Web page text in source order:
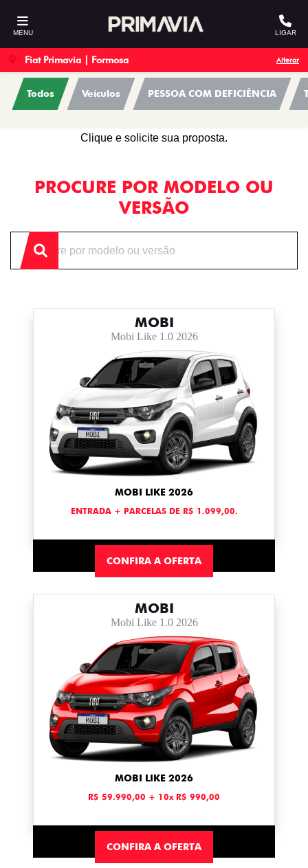
MENU LIGAR
Fiat Primavia | Formosa Alterar
Todos Veículos PESSOA COM DEFICIÊNCIA
OFERTAS
Clique e solicite sua proposta.
PROCURE POR MODELO OU
VERSÃO
MOBI
Mobi Like 1.0 2026
MOBI LIKE 2026
ENTRADA + PARCELAS DE R$ 1.099,00.
CONFIRA A OFERTA
MOBI
Mobi Like 1.0 2026
MOBI LIKE 2026
R$ 59.990,00 + 10x R$ 990,00
CONFIRA A OFERTA